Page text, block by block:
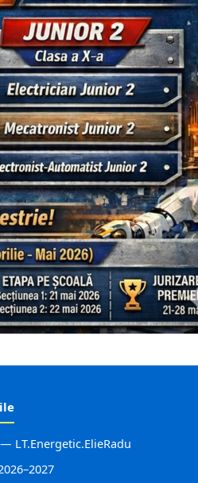
LT.Energetic.ElieRadu